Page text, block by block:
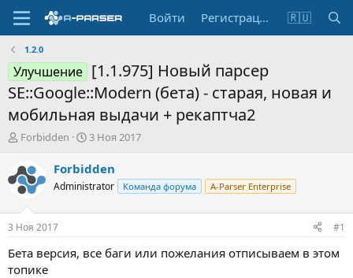
Войти Регистрация 🇷🇺
1.2.0
Улучшение [1.1.975] Новый парсер
SE::Google::Modern (бета) - старая, новая и
мобильная выдачи + рекаптча2
А
т
о
р
т
е
м
ы
Forbidden
Д
т
н
а
л
3 Ноя 2017
Forbidden
Administrator Команда форума A-Parser Enterprise
3 Ноя 2017 #1
Бета версия, все баги или пожелания отписываем в этом
топике